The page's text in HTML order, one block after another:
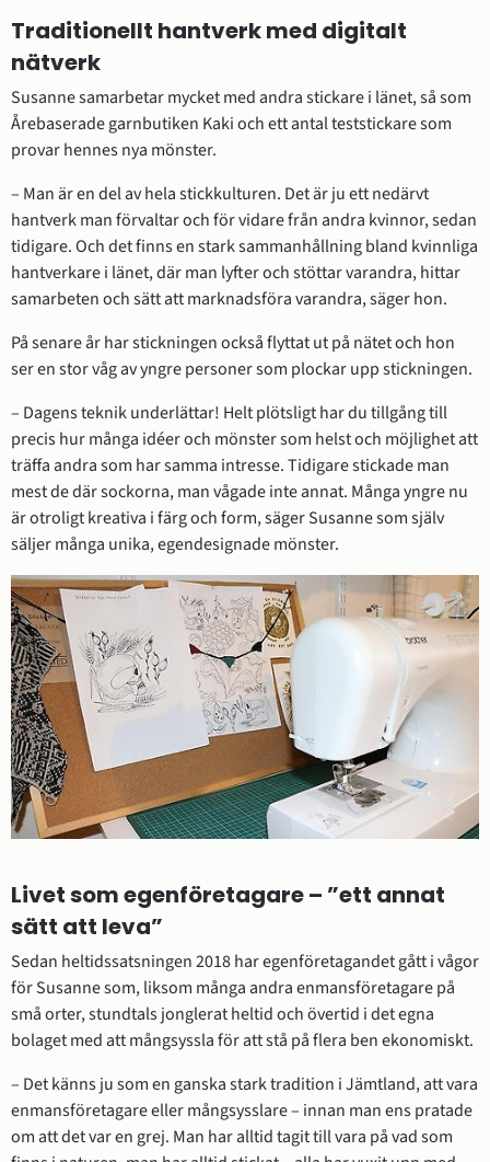
Traditionellt hantverk med digitalt
nätverk
Susanne samarbetar mycket med andra stickare i länet, så som
Årebaserade garnbutiken Kaki och ett antal teststickare som
provar hennes nya mönster.
– Man är en del av hela stickkulturen. Det är ju ett nedärvt
hantverk man förvaltar och för vidare från andra kvinnor, sedan
tidigare. Och det finns en stark sammanhållning bland kvinnliga
hantverkare i länet, där man lyfter och stöttar varandra, hittar
samarbeten och sätt att marknadsföra varandra, säger hon.
På senare år har stickningen också flyttat ut på nätet och hon
ser en stor våg av yngre personer som plockar upp stickningen.
– Dagens teknik underlättar! Helt plötsligt har du tillgång till
precis hur många idéer och mönster som helst och möjlighet att
träffa andra som har samma intresse. Tidigare stickade man
mest de där sockorna, man vågade inte annat. Många yngre nu
är otroligt kreativa i färg och form, säger Susanne som själv
säljer många unika, egendesignade mönster.
Livet som egenföretagare – ”ett annat
sätt att leva”
Sedan heltidssatsningen 2018 har egenföretagandet gått i vågor
för Susanne som, liksom många andra enmansföretagare på
små orter, stundtals jonglerat heltid och övertid i det egna
bolaget med att mångsyssla för att stå på flera ben ekonomiskt.
– Det känns ju som en ganska stark tradition i Jämtland, att vara
enmansföretagare eller mångsysslare – innan man ens pratade
om att det var en grej. Man har alltid tagit till vara på vad som